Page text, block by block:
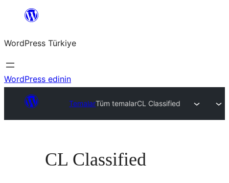
İçeriğe
WordPress Türkiye
WordPress edinin
TemalarTüm temalarCL Classified
CL Classified